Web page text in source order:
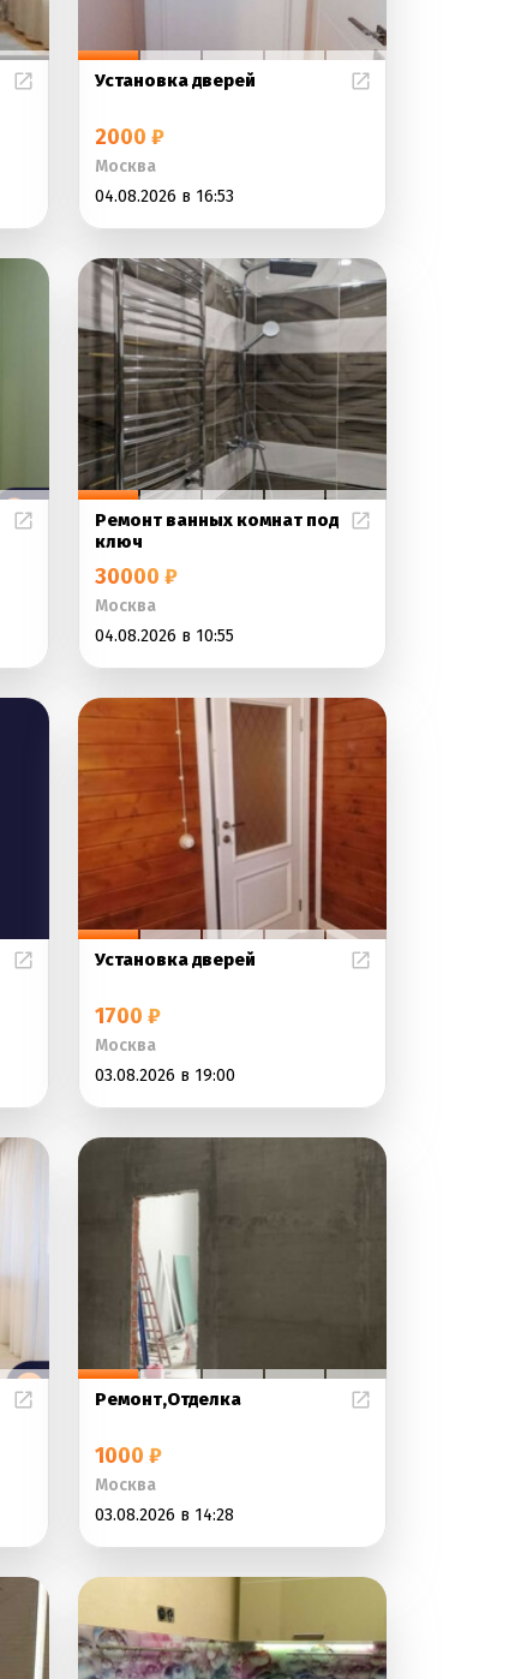
Установка дверей
2000 ₽
Москва
04.08.2026 в 16:53
Ремонт ванных комнат под
ключ
30000 ₽
Москва
04.08.2026 в 10:55
Установка дверей
1700 ₽
Москва
03.08.2026 в 19:00
Ремонт,Отделка
1000 ₽
Москва
03.08.2026 в 14:28